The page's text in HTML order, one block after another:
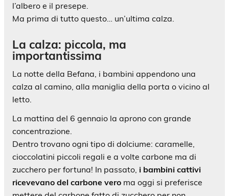
l’albero e il presepe.
Ma prima di tutto questo… un’ultima calza.
La calza: piccola, ma
importantissima
La notte della Befana, i bambini appendono una
calza al camino, alla maniglia della porta o vicino al
letto.
La mattina del 6 gennaio la aprono con grande
concentrazione.
Dentro trovano ogni tipo di dolciume: caramelle,
cioccolatini piccoli regali e a volte carbone ma di
zucchero per fortuna! In passato, i bambini cattivi
ricevevano del carbone vero ma oggi si preferisce